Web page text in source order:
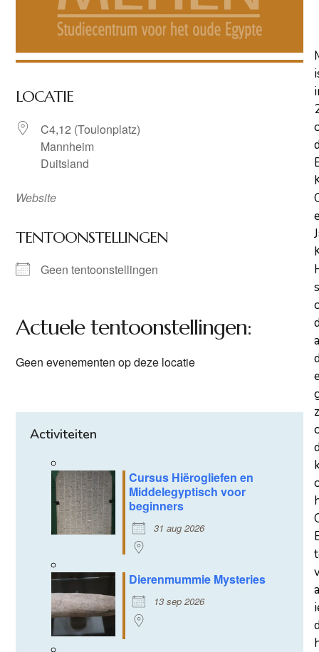
LOCATIE
C4,12 (Toulonplatz)
Mannheim
Duitsland
Website
TENTOONSTELLINGEN
Geen tentoonstellingen
Actuele tentoonstellingen:
Geen evenementen op deze locatie
Activiteiten
Cursus Hiërogliefen en
Middelegyptisch voor
beginners
31 aug 2026
Dierenmummie Mysteries
13 sep 2026